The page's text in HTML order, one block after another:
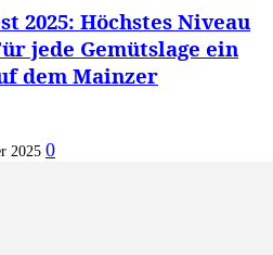
2025: Höchstes Niveau
jede Gemütslage ein
dem Mainzer
2025 0